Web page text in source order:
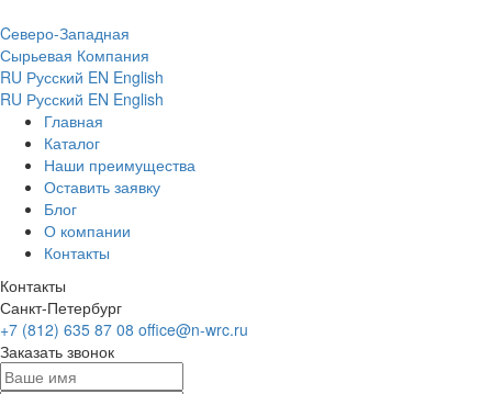
Cеверо-Западная
Сырьевая Компания
RU Русский EN English
RU Русский EN English
Главная
Каталог
Наши преимущества
Оставить заявку
Блог
О компании
Контакты
Контакты
Санкт-Петербург
+7 (812) 635 87 08 office@n-wrc.ru
Заказать звонок